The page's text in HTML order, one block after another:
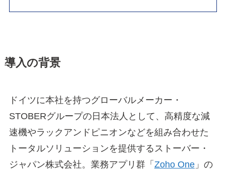
導入の背景
ドイツに本社を持つグローバルメーカー・
STOBERグループの日本法人として、高精度な減
速機やラックアンドピニオンなどを組み合わせた
トータルソリューションを提供するストーバー・
ジャパン株式会社。業務アプリ群「 Zoho One」の